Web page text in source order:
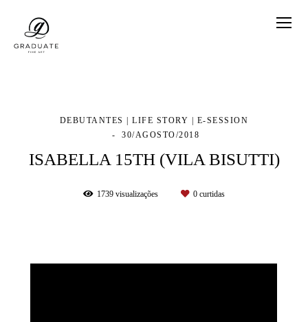
DEBUTANTES | LIFE STORY | E-SESSION
30/AGOSTO/2018
ISABELLA 15TH (VILA BISUTTI)
1739 visualizações 0 curtidas